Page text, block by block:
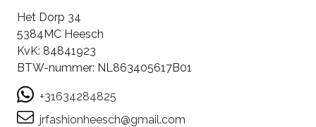
Het Dorp 34
5384MC Heesch
KvK: 84841923
BTW-nummer: NL863405617B01
+31634284825
jrfashionheesch@gmail.com